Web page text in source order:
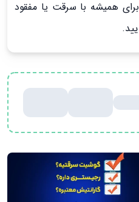
همیشه با سرقت یا مفقود